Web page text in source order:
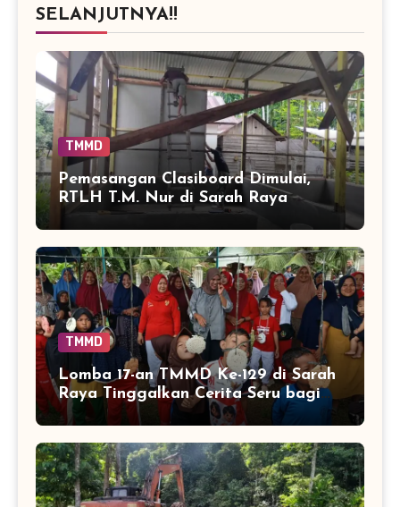
SELANJUTNYA!!
TMMD
Pemasangan Clasiboard Dimulai,
RTLH T.M. Nur di Sarah Raya
Masuki Tahap Baru
TMMD
Lomba 17-an TMMD Ke-129 di Sarah
Raya Tinggalkan Cerita Seru bagi
Anak-anak